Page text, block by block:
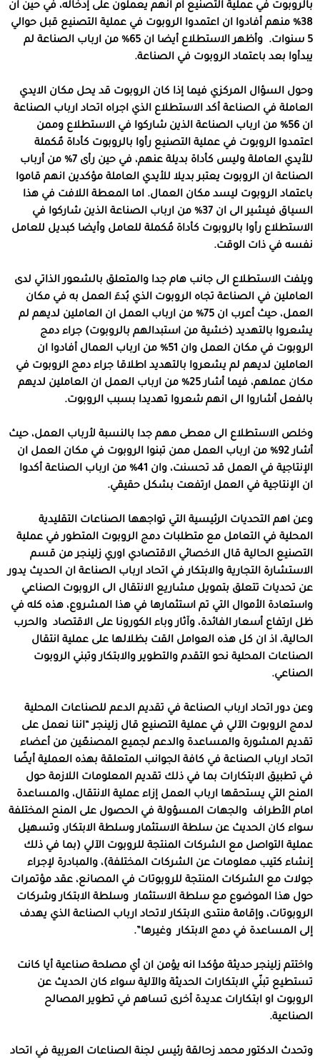
بالروبوت في عملية التصنيع ام انهم يعملون على إدخاله، في حين ان
38% منهم أفادوا ان اعتمدوا الروبوت في عملية التصنيع قبل حوالي
5 سنوات. وأظهر الاستطلاع أيضا ان 65% من ارباب الصناعة لم
يبدأوا بعد باعتماد الروبوت في الصناعة.
وحول السؤال المركزي فيما إذا كان الروبوت قد يحل مكان الايدي
العاملة في الصناعة أكد الاستطلاع الذي اجراه اتحاد ارباب الصناعة
ان 56% من ارباب الصناعة الذين شاركوا في الاستطلاع وممن
اعتمدوا الروبوت في عملية التصنيع رأوا بالروبوت كأداة مٌكملة
للأيدي العاملة وليس كأداة بديلة عنهم، في حين رأى 7% من أرباب
الصناعة ان الروبوت يعتبر بديلا للأيدي العاملة مؤكدين انهم قاموا
باعتماد الروبوت ليسد مكان العمال. اما المعطة اللافت في هذا
السياق فيشير الى ان 37% من ارباب الصناعة الذين شاركوا في
الاستطلاع رأوا بالروبوت كأداة مُكملة للعامل وأيضا كبديل للعامل
نفسه في ذات الوقت.
ويلفت الاستطلاع الى جانب هام جدا والمتعلق بالشعور الذاتي لدى
العاملين في الصناعة تجاه الروبوت الذي بُدءَ العمل به في مكان
العمل، حيث أعرب ان 75% من ارباب العمل ان العاملين لديهم لم
يشعروا بالتهديد (خشية من استبدالهم بالروبوت) جراء دمج
الروبوت في مكان العمل وان 51% من ارباب العمال أفادوا ان
العاملين لديهم لم يشعروا بالتهديد اطلاقا جراء دمج الروبوت في
مكان عملهم، فيما أشار 25% من ارباب العمل ان العاملين لديهم
بالفعل أشاروا الى انهم شعروا تهديدا بسبب الروبوت.
وخلص الاستطلاع الى معطى مهم جدا بالنسبة لأرباب العمل، حيث
أشار 92% من ارباب العمل ممن تبنوا الروبوت في مكان العمل ان
الإنتاجية في العمل قد تحسنت، وان 41% من ارباب الصناعة أكدوا
ان الإنتاجية في العمل ارتفعت بشكل حقيقي.
وعن اهم التحديات الرئيسية التي تواجهها الصناعات التقليدية
المحلية في التعامل مع متطلبات دمج الروبوت المتطور في عملية
التصنيع الحالية قال الاخصائي الاقتصادي اوري زلينجر من قسم
الاستشارة التجارية والابتكار في اتحاد ارباب الصناعة ان الحديث يدور
عن تحديات تتعلق بتمويل مشاريع الانتقال الى الروبوت الصناعي
واستعادة الأموال التي تم استثمارها في هذا المشروع، هذه كله في
ظل ارتفاع أسعار الفائدة، وآثار وباء الكورونا على الاقتصاد والحرب
الحالية، اذ ان كل هذه العوامل القت بظلالها على عملية انتقال
الصناعات المحلية نحو التقدم والتطوير والابتكار وتبني الروبوت
الصناعي.
وعن دور اتحاد ارباب الصناعة في تقديم الدعم للصناعات المحلية
لدمج الروبوت الآلي في عملية التصنيع قال زلينجر “اننا نعمل على
تقديم المشورة والمساعدة والدعم لجميع المصنعّين من أعضاء
اتحاد ارباب الصناعة في كافة الجوانب المتعلقة بهذه العملية أيضًا
في تطبيق الابتكارات بما في ذلك تقديم المعلومات اللازمة حول
المنح التي يستحقها ارباب العمل إزاء عملية الانتقال، والمساعدة
امام الأطراف والجهات المسؤولة في الحصول على المنح المختلفة
سواء كان الحديث عن سلطة الاستثمار وسلطة الابتكار، وتسهيل
عملية التواصل مع الشركات المنتجة للروبوت الآلي (بما في ذلك
إنشاء كتيب معلومات عن الشركات المختلفة)، والمبادرة لإجراء
جولات مع الشركات المنتجة للروبوتات في المصانع، عقد مؤتمرات
حول هذا الموضوع مع سلطة الاستثمار وسلطة الابتكار وشركات
الروبوتات، وإقامة منتدى الابتكار لاتحاد ارباب الصناعة الذي يهدف
إلى المساعدة في دمج الابتكار وغيرها”.
واختتم زلينجر حديثة مؤكدا انه يؤمن ان أي مصلحة صناعية أيا كانت
تستطيع تبنّي الابتكارات الحديثة والآلية سواء كان الحديث عن
الروبوت او ابتكارات عديدة أخرى تساهم في تطوير المصالح
الصناعية.
وتحدث الدكتور محمد زحالقة رئيس لجنة الصناعات العربية في اتحاد